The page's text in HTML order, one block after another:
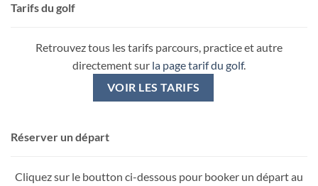
Tarifs du golf
Retrouvez tous les tarifs parcours, practice et autre
directement sur la page tarif du golf.
VOIR LES TARIFS
Réserver un départ
Cliquez sur le boutton ci-dessous pour booker un départ au